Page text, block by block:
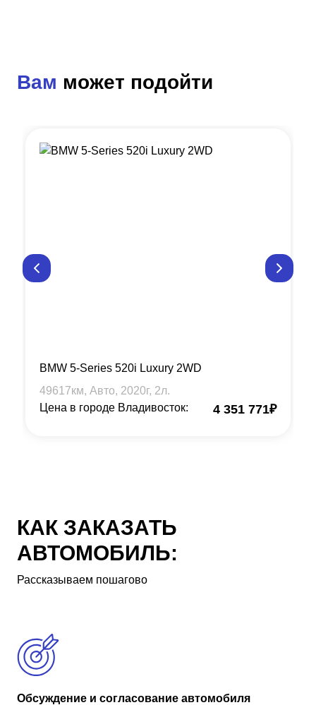
Вам может подойти
BMW 5-Series 520i Luxury 2WD
49617км, Авто, 2020г, 2л.
Цена в городе Владивосток:
4 351 771₽
КАК ЗАКАЗАТЬ
АВТОМОБИЛЬ:
Рассказываем пошагово
Обсуждение и согласование автомобиля